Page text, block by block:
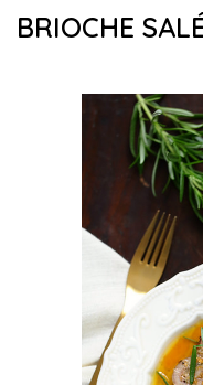
BRIOCHE